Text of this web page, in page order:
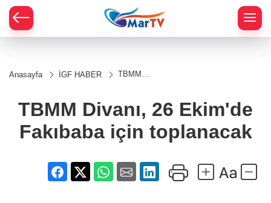
Anasayfa İGF HABER
TBMM
için
toplanacak
TBMM Divanı, 26 Ekim'de
Fakıbaba için toplanacak